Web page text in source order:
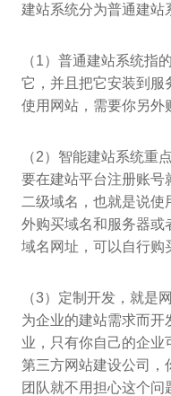
建站系统分为普通建站
（1）普通建站系统指
它，并且把它安装到服
使用网站，需要你另外
（2）智能建站系统重
要在建站平台注册账号
二级域名，也就是说
外购买域名和服务器或
域名网址，可以自行购
（3）定制开发，就是
为企业的建站需求而开
业，只有你自己的企业
第三方网站建设公司，
团队就不用担心这个问